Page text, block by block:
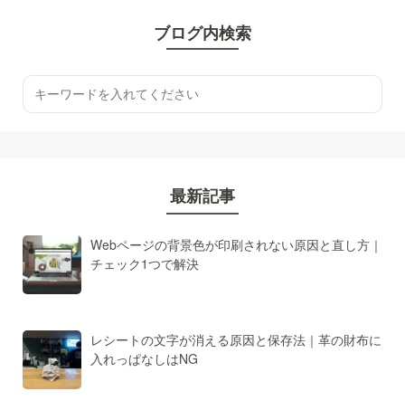
ブログ内検索
最新記事
Webページの背景色が印刷されない原因と直し方｜
チェック1つで解決
レシートの文字が消える原因と保存法｜革の財布に
入れっぱなしはNG